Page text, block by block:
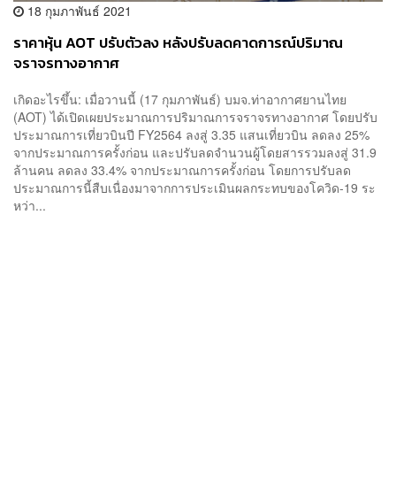
18 กุมภาพันธ์ 2021
ราคาหุ้น AOT ปรับตัวลง หลังปรับลดคาดการณ์ปริมาณ
จราจรทางอากาศ
เกิดอะไรขึ้น: เมื่อวานนี้ (17 กุมภาพันธ์) บมจ.ท่าอากาศยานไทย
(AOT) ได้เปิดเผยประมาณการปริมาณการจราจรทางอากาศ โดยปรับ
ประมาณการเที่ยวบินปี FY2564 ลงสู่ 3.35 แสนเที่ยวบิน ลดลง 25%
จากประมาณการครั้งก่อน และปรับลดจำนวนผู้โดยสารรวมลงสู่ 31.9
ล้านคน ลดลง 33.4% จากประมาณการครั้งก่อน โดยการปรับลด
ประมาณการนี้สืบเนื่องมาจากการประเมินผลกระทบของโควิด-19 ระ
หว่า...